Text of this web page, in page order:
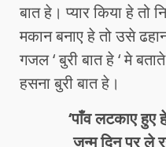
बात हे। प्यार किया हे तो
मकान बनाए हे तो उसे
गजल ‘ बुरी बात हे ‘ मे
हसना बुरी बात हे।
‘पाँव लटकाए
जन्म दिन पर ले